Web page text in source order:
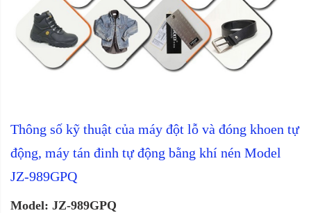
Thông số kỹ thuật của máy đột lỗ và đóng khoen tự
động, máy tán đinh tự động bằng khí nén Model
JZ-989GPQ
Model: JZ-989GPQ